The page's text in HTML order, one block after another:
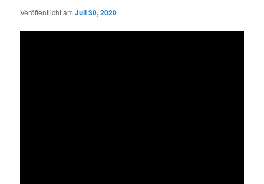
Veröffentlicht amJuli 30, 2020